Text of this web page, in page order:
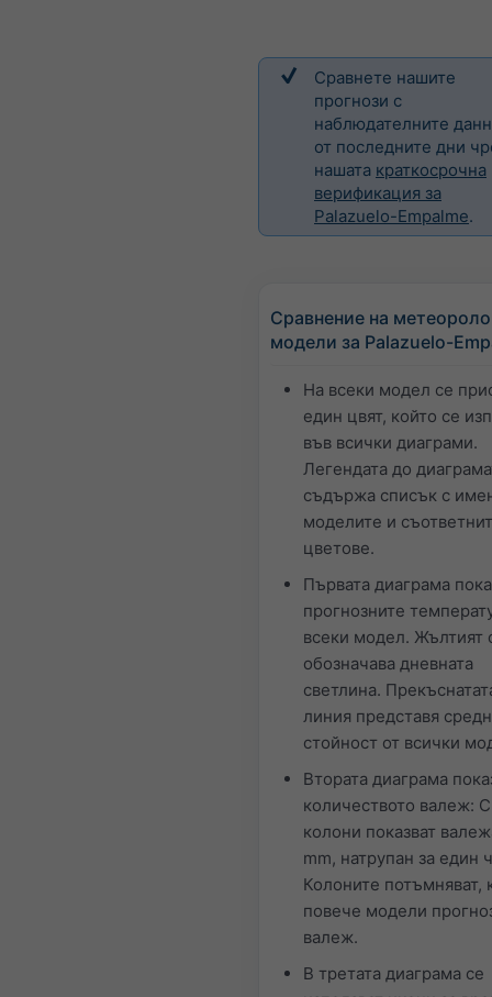
Сравнете нашите
прогнози с
наблюдателните
от последните дни
нашата краткосрочна
верификация за
Palazuelo-Empalme.
Сравнение на
модели за Palazuelo-
На всеки модел се
един цвят, който се
във всички диаграми.
Легендата до
съдържа списък с
моделите и
цветове.
Първата диаграма
прогнозните
всеки модел. Жълтият
обозначава дневната
светлина.
линия представя
стойност от всички
Втората диаграма
количеството валеж:
колони показват
mm, натрупан за един
Колоните потъмняват,
повече модели
валеж.
В третата диаграма се